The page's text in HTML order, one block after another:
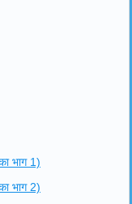
भाग 1)
भाग 2)